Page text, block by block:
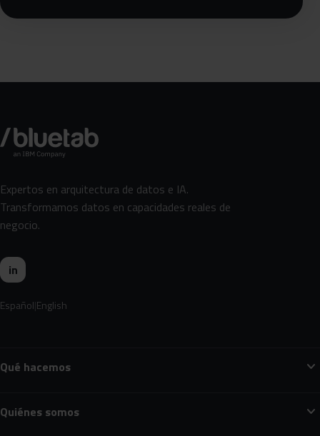
Expertos en arquitectura de datos e IA.
Transformamos datos en capacidades reales de
negocio.
in
Español English
Qué hacemos expand_more
Quiénes somos expand_more